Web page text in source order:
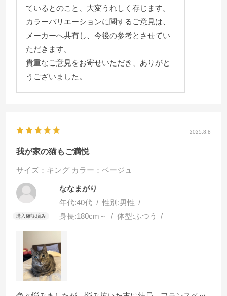
ているとのこと、大変うれしく存じます。
カラーバリエーションに関するご意見は、
メーカーへ共有し、今後の参考とさせてい
ただきます。
貴重なご意見をお寄せいただき、ありがと
うございました。
2025.8.8
我が家の猫もご満悦
サイズ：キング カラー：ベージュ
ななまがり
年代:40代 性別:男性
身長:180cm～ 体型:ふつう